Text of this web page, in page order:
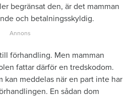
begränsat den, är det mamman
och betalningsskyldig.
förhandling. Men mamman
fattar därför en tredskodom.
kan meddelas när en part inte har
En sådan dom